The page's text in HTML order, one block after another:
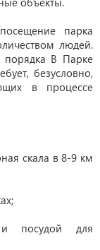
парка
людей.
порядка В Парке
безусловно,
в процессе
скала в 8-9 км
посудой для